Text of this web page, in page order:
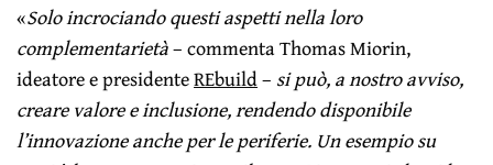
«Solo incrociando questi aspetti nella loro
complementarietà– commenta Thomas Miorin,
ideatore e presidenteREbuild– si può, a nostro avviso,
creare valore e inclusione, rendendo disponibile
l’innovazione anche per le periferie. Un esempio su